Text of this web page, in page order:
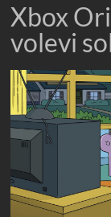
Xbox
volevi